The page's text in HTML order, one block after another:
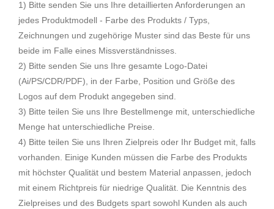
1) Bitte senden Sie uns Ihre detaillierten Anforderungen an
jedes Produktmodell - Farbe des Produkts / Typs,
Zeichnungen und zugehörige Muster sind das Beste für uns
beide im Falle eines Missverständnisses.
2) Bitte senden Sie uns Ihre gesamte Logo-Datei
(Ai/PS/CDR/PDF), in der Farbe, Position und Größe des
Logos auf dem Produkt angegeben sind.
3) Bitte teilen Sie uns Ihre Bestellmenge mit, unterschiedliche
Menge hat unterschiedliche Preise.
4) Bitte teilen Sie uns Ihren Zielpreis oder Ihr Budget mit, falls
vorhanden. Einige Kunden müssen die Farbe des Produkts
mit höchster Qualität und bestem Material anpassen, jedoch
mit einem Richtpreis für niedrige Qualität. Die Kenntnis des
Zielpreises und des Budgets spart sowohl Kunden als auch